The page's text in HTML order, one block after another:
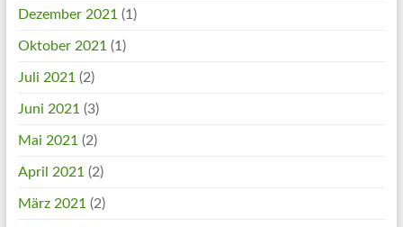
Dezember 2021 (1)
Oktober 2021 (1)
Juli 2021 (2)
Juni 2021 (3)
Mai 2021 (2)
April 2021 (2)
März 2021 (2)